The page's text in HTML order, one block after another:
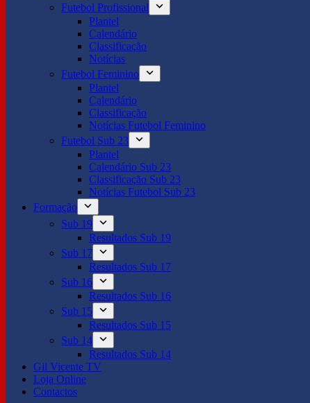
Futebol Profissional
Plantel
Calendário
Classificação
Notícias
Futebol Feminino
Plantel
Calendário
Classificação
Notícias Futebol Feminino
Futebol Sub 23
Plantel
Calendário Sub 23
Classificação Sub 23
Notícias Futebol Sub 23
Formação
Sub 19
Resultados Sub 19
Sub 17
Resultados Sub 17
Sub 16
Resultados Sub 16
Sub 15
Resultados Sub 15
Sub 14
Resultados Sub 14
Gil Vicente TV
Loja Online
Contactos